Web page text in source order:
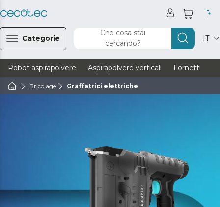
Categorie
Che cosa stai
cercando?
IT
Robot aspirapolvere Aspirapolvere verticali Fornetti
Bricolage Graffatrici elettriche